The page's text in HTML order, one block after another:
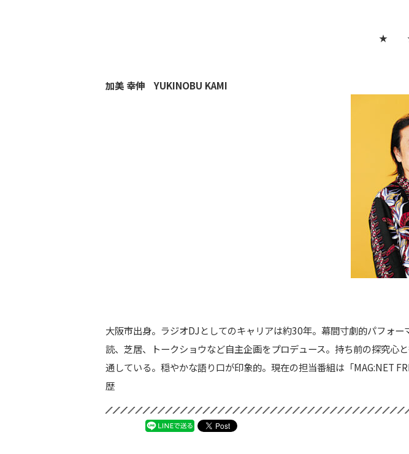
★
加美 幸伸 YUKINOBU KAMI
大阪市出身。ラジオDJとしてのキャリアは約30年。幕間寸劇的パフォ
読、芝居、トークショウなど自主企画をプロデュース。持ち前の探究心
通している。穏やかな語り口が印象的。現在の担当番組は「MAG:NET
歴